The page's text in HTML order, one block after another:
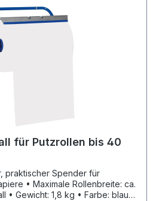
für Putzrollen bis 40
praktischer Spender für
ca.